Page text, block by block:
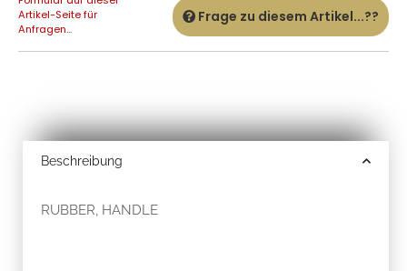
Artikel-Seite für
Anfragen...
Frage zu diesem Artikel...??
Beschreibung
RUBBER, HANDLE